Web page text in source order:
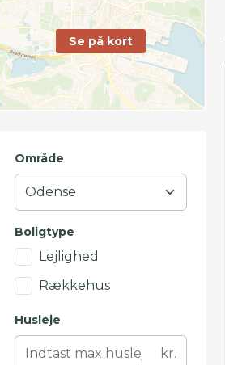
Se på kort
Område
Boligtype
Lejlighed
Rækkehus
Husleje
kr.